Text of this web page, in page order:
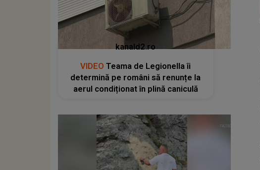
kanald2.ro
VIDEO Teama de Legionella îi
determină pe români să renunțe la
aerul condiționat în plină caniculă